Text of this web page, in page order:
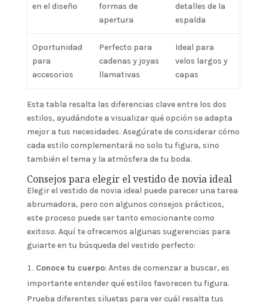
en el diseño
formas de
apertura
detalles de la
espalda
Oportunidad
para
accesorios
Perfecto para
cadenas y joyas
llamativas
Ideal para
velos largos y
capas
Esta tabla resalta las diferencias clave entre los dos
estilos, ayudándote a visualizar qué opción se adapta
mejor a tus necesidades. Asegúrate de considerar cómo
cada estilo complementará no solo tu figura, sino
también el tema y la atmósfera de tu boda.
Consejos para elegir el vestido de novia ideal
Elegir el vestido de novia ideal puede parecer una tarea
abrumadora, pero con algunos consejos prácticos,
este proceso puede ser tanto emocionante como
exitoso. Aquí te ofrecemos algunas sugerencias para
guiarte en tu búsqueda del vestido perfecto:
Conoce tu cuerpo: Antes de comenzar a buscar, es
importante entender qué estilos favorecen tu figura.
Prueba diferentes siluetas para ver cuál resalta tus